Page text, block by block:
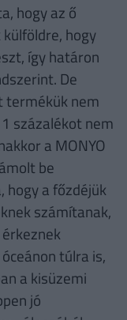
hogy az ő
hogy
így határon
De
termékük nem
százalékot nem
a MONYO
be
hogy a főzdéjük
számítanak,
túlra is,
a kisüzemi
jó